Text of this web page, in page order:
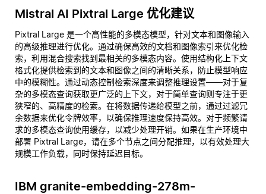
Mistral AI Pixtral Large 优化建议
Pixtral Large 是一个高性能的多模态模型，针对文本和图像输入
的高级推理进行优化。通过确保高效的文档和图像索引来优化检
索，利用混合搜索找到最相关的多模态内容。使用结构化上下文
格式化提供检索到的文本和图像之间的清晰关系，防止模型响应
中的模糊性。通过动态控制检索深度来调整推理设置——对于复
杂的多模态查询获取更广泛的上下文，对于简单查询则专注于更
狭窄的、高精度的检索。在将数据传递给模型之前，通过过滤冗
余数据来优化令牌效率，以确保推理速度保持高效。对于频繁请
求的多模态查询使用缓存，以减少处理开销。如果在生产环境中
部署 Pixtral Large，请在多个节点之间分配推理，以有效处理大
规模工作负载，同时保持延迟目标。
IBM granite-embedding-278m-